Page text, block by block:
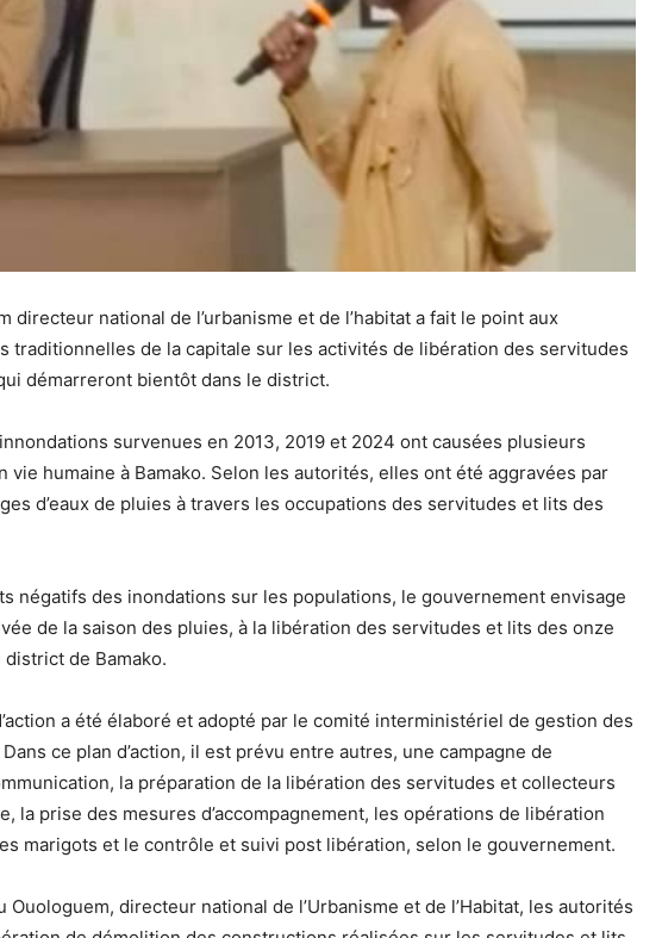
directeur national de l’urbanisme et de l’habitat a fait le point aux
traditionnelles de la capitale sur les activités de libération des servitudes
démarreront bientôt dans le district.
survenues en 2013, 2019 et 2024 ont causées plusieurs
vie humaine à Bamako. Selon les autorités, elles ont été aggravées par
d’eaux de pluies à travers les occupations des servitudes et lits des
négatifs des inondations sur les populations, le gouvernement envisage
de la saison des pluies, à la libération des servitudes et lits des onze
de Bamako.
a été élaboré et adopté par le comité interministériel de gestion des
ce plan d’action, il est prévu entre autres, une campagne de
la préparation de la libération des servitudes et collecteurs
la prise des mesures d’accompagnement, les opérations de libération
marigots et le contrôle et suivi post libération, selon le gouvernement.
Ouologuem, directeur national de l’Urbanisme et de l’Habitat, les autorités